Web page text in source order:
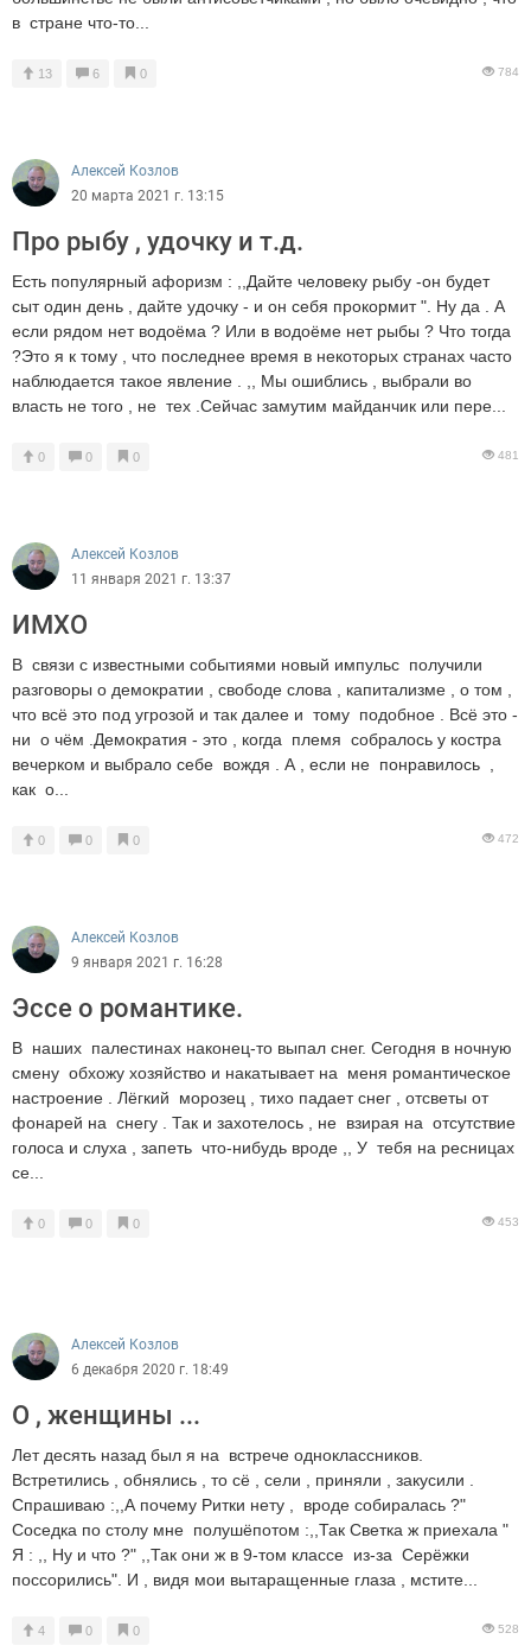
в стране что-то...
13 6 0 784
Алексей Козлов
20 марта 2021 г. 13:15
Про рыбу , удочку и т.д.
Есть популярный афоризм : ,,Дайте человеку рыбу -он будет
сыт один день , дайте удочку - и он себя прокормит ". Ну да . А
если рядом нет водоёма ? Или в водоёме нет рыбы ? Что тогда
?Это я к тому , что последнее время в некоторых странах часто
наблюдается такое явление . ,, Мы ошиблись , выбрали во
власть не того , не тех .Сейчас замутим майданчик или пере...
0 0 0 481
Алексей Козлов
11 января 2021 г. 13:37
ИМХО
В связи с известными событиями новый импульс получили
разговоры о демократии , свободе слова , капитализме , о том ,
что всё это под угрозой и так далее и тому подобное . Всё это -
ни о чём .Демократия - это , когда племя собралось у костра
вечерком и выбрало себе вождя . А , если не понравилось ,
как о...
0 0 0 472
Алексей Козлов
9 января 2021 г. 16:28
Эссе о романтике.
В наших палестинах наконец-то выпал снег. Сегодня в ночную
смену обхожу хозяйство и накатывает на меня романтическое
настроение . Лёгкий морозец , тихо падает снег , отсветы от
фонарей на снегу . Так и захотелось , не взирая на отсутствие
голоса и слуха , запеть что-нибудь вроде ,, У тебя на ресницах
се...
0 0 0 453
Алексей Козлов
6 декабря 2020 г. 18:49
О , женщины ...
Лет десять назад был я на встрече одноклассников.
Встретились , обнялись , то сё , сели , приняли , закусили .
Спрашиваю :,,А почему Ритки нету , вроде собиралась ?"
Соседка по столу мне полушёпотом :,,Так Светка ж приехала "
Я : ,, Ну и что ?" ,,Так они ж в 9-том классе из-за Серёжки
поссорились". И , видя мои вытаращенные глаза , мстите...
4 0 0 528